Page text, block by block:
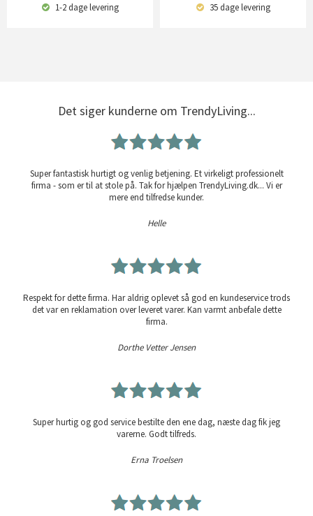
1-2 dagelevering 35 dagelevering
Det siger kunderne om TrendyLiving...
Super fantastisk hurtigt og venlig betjening. Et virkeligt professionelt
firma - som er til at stole på. Tak for hjælpen TrendyLiving.dk... Vi er
mere end tilfredse kunder.
Helle
Respekt for dette firma. Har aldrig oplevet så god en kundeservice trods
det var en reklamation over leveret varer. Kan varmt anbefale dette
firma.
Dorthe Vetter Jensen
Super hurtig og god service bestilte den ene dag, næste dag fik jeg
varerne. Godt tilfreds.
Erna Troelsen